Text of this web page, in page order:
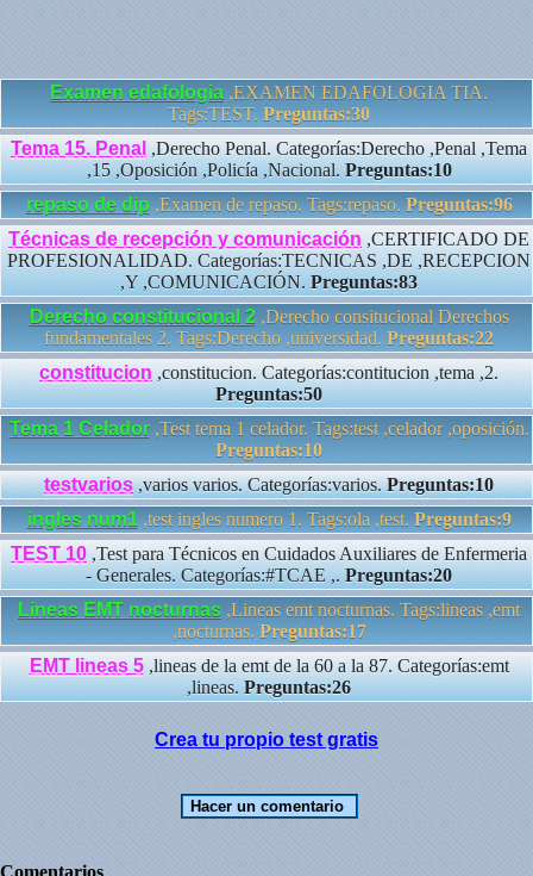
Examen edafologia ,EXAMEN EDAFOLOGIA TIA.
Tags:TEST. Preguntas:30
Tema 15. Penal ,Derecho Penal. Categorías:Derecho ,Penal ,Tema
,15 ,Oposición ,Policía ,Nacional. Preguntas:10
repaso de dip,Examen de repaso. Tags:repaso. Preguntas:96
Técnicas de recepción y comunicación ,CERTIFICADO DE
PROFESIONALIDAD. Categorías:TECNICAS ,DE ,RECEPCION
,Y ,COMUNICACIÓN. Preguntas:83
Derecho constitucional 2,Derecho consitucional Derechos
fundamentales 2. Tags:Derecho ,universidad. Preguntas:22
constitucion ,constitucion. Categorías:contitucion ,tema ,2.
Preguntas:50
Tema 1 Celador,Test tema 1 celador. Tags:test ,celador ,oposición.
Preguntas:10
testvarios,varios varios. Categorías:varios.Preguntas:10
ingles num1,test ingles numero 1. Tags:ola ,test. Preguntas:9
TEST 10 ,Test para Técnicos en Cuidados Auxiliares de Enfermeria
- Generales. Categorías:#TCAE ,. Preguntas:20
Lineas EMT nocturnas ,Lineas emt nocturnas. Tags:lineas ,emt
,nocturnas. Preguntas:17
EMT lineas 5,lineas de la emt de la 60 a la 87. Categorías:emt
,lineas. Preguntas:26
Crea tu propio test gratis
Comentarios